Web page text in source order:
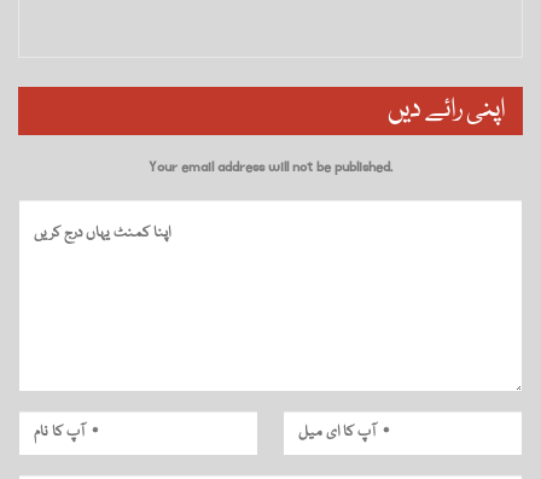
اپنی رائے دیں
Your email address will not be published.